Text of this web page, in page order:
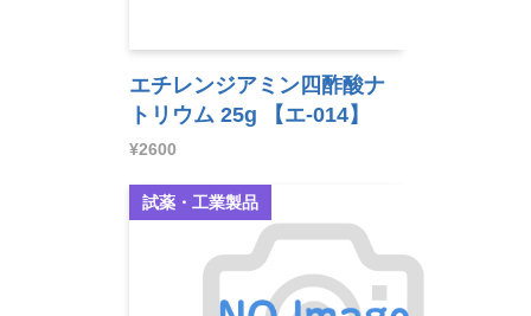
エチレンジアミン四酢酸ナ
トリウム 25g 【エ-014】
¥2600
試薬・工業製品